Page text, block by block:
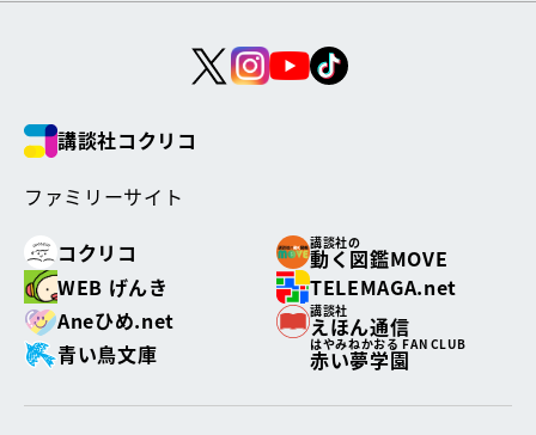
講談社コクリコ
ファミリーサイト
コクリコ
講談社の
動く図鑑MOVE
WEB げんき
TELEMAGA.net
Aneひめ.net
講談社
えほん通信
青い鳥文庫
はやみねかおる FAN CLUB
赤い夢学園